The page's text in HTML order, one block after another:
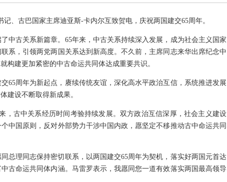
、古巴国家主席迪亚斯-卡内尔互致贺电，庆祝两国建交65周年。
中古关系新篇章。65年来，中古关系持续深入发展，成为社会主义国家
系，引领两党两国关系达到新高度。不久前，主席同志来华出席纪念中
构建更加紧密的中古命运共同体达成重要共识。
65周年为新起点，赓续传统友谊，深化高水平政治互信，系统推进发展
建设不断取得新成果。
，古中关系经历时间考验持续发展。双方政治互信深厚，社会主义建设
中国原则，反对外部势力干涉中国内政，愿坚定不移推动古中命运共同
总理同志保持密切联系，以两国建交65周年为契机，落实好两国元首达
古命运共同体内涵。马雷罗表示，我愿同您一道有效落实两国最高领导